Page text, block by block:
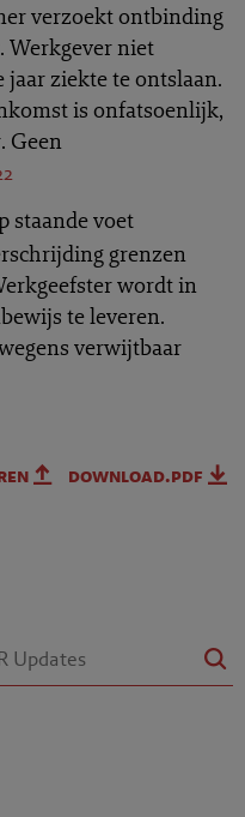
verzoekt ontbinding
Werkgever niet
ziekte te ontslaan.
is onfatsoenlijk,
Geen
staande voet
grenzen
wordt in
te leveren.
verwijtbaar
download.pdf